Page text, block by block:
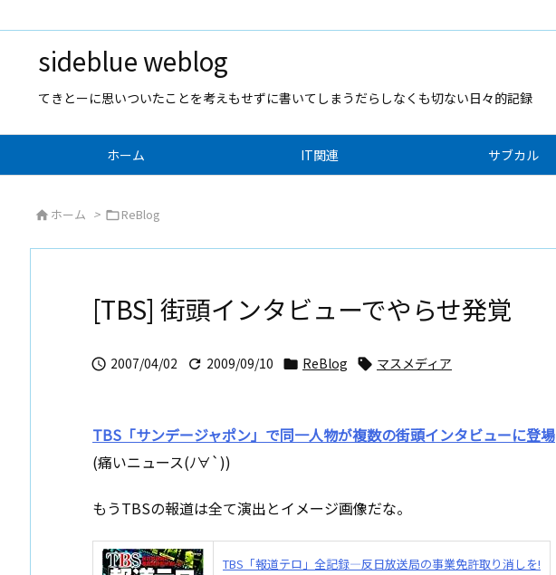
sideblue weblog
てきとーに思いついたことを考えもせずに書いてしまうだらしなくも切ない日々的記録
ホーム IT関連 サブカル
 ホーム > ReBlog
[TBS] 街頭インタビューでやらせ発覚
 2007/04/02  2009/09/10  ReBlog  マスメディア
TBS「サンデージャポン」で同一人物が複数の街頭インタビューに登場
(痛いニュース(ﾉ∀`))
もうTBSの報道は全て演出とイメージ画像だな。
TBS「報道テロ」全記録―反日放送局の事業免許取り消しを!